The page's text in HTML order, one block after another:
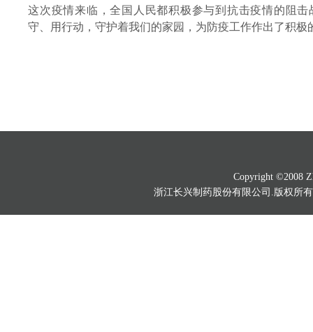
这次疫情来临，全国人民都积极参与到抗击疫情的阻击
守、用行动，守护着我们的家园，为防疫工作作出了积极
Copyright ©2008
浙江长兴制药股份有限公司.版权所